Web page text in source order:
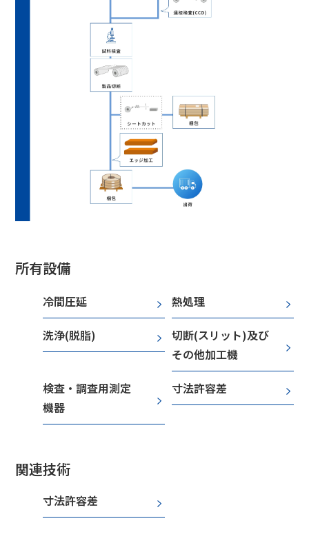
所有設備
冷間圧延 熱処理
洗浄(脱脂)
切断(スリット)及び
その他加工機
検査・調査用測定
機器
寸法許容差
関連技術
寸法許容差